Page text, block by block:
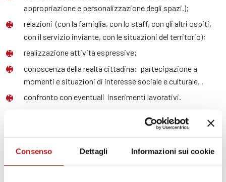
Consenso Dettagli Informazioni sui cookie
appropriazione e personalizzazione degli spazi.);
relazioni (con la famiglia, con lo staff, con gli altri ospiti,
con il servizio inviante, con le situazioni del territorio);
realizzazione attività espressive;
conoscenza della realtà cittadina: partecipazione a
momenti e situazioni di interesse sociale e culturale. .
confronto con eventuali inserimenti lavorativi.
Orari e tempi del servizio